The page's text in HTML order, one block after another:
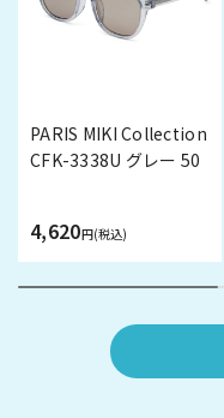
PARIS MIKI Collection
CFK-3338U グレー 50
4,620円(税込)